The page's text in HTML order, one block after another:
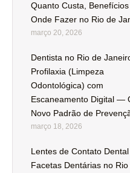
Quanto Custa,
Onde Fazer no Rio de
março 20, 2026
Dentista no Rio de
Profilaxia (Limpeza
Odontológica) com
Escaneamento Digital —
Novo Padrão de
março 18, 2026
Lentes de Contato
Facetas Dentárias no Rio